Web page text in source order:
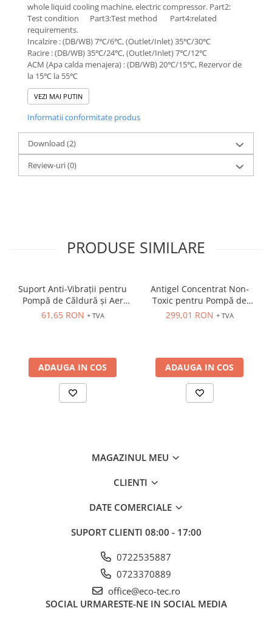
whole liquid cooling machine, electric compressor. Part2:
Test condition Part3:Test method Part4:related
requirements.
Incalzire : (DB/WB) 7℃/6℃, (Outlet/Inlet) 35℃/30℃
Racire : (DB/WB) 35℃/24℃, (Outlet/Inlet) 7℃/12℃
ACM (Apa calda menajera) : (DB/WB) 20℃/15℃, Rezervor de
la 15℃ la 55℃
VEZI MAI PUTIN
Informatii conformitate produs
Download (2)
Review-uri(0)
PRODUSE SIMILARE
Suport Anti-Vibrații pentru
Pompă de Căldură și Aer
Condiționat
61,65 RON + TVA
ADAUGA IN COS
Antigel Concentrat Non-
Toxic pentru Pompă de
Căldură și Instalații Termice
299,01 RON + TVA
ADAUGA IN COS
MAGAZINUL MEU
CLIENTI
DATE COMERCIALE
SUPORT CLIENTI 08:00 - 17:00
0722535887
0723370889
office@eco-tec.ro
SOCIAL URMARESTE-NE IN SOCIAL MEDIA